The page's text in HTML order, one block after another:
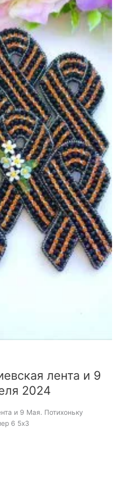
лента и 9
2024
и 9 Мая. Потихоньку
6 5х3